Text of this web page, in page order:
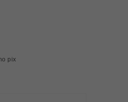
no pix